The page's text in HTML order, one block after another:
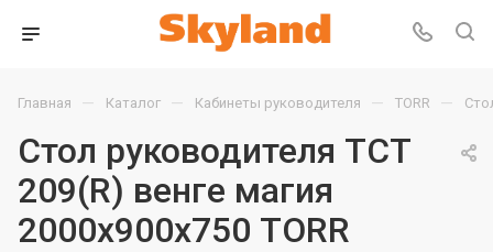
Главная — Каталог — Кабинеты руководителя — TORR —
Стол руководителя TCT
209(R) венге магия
2000х900х750 TORR